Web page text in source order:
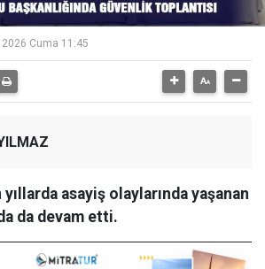
Cuma 11:45
yıllarda asayiş olaylarında yaşanan
da devam etti.